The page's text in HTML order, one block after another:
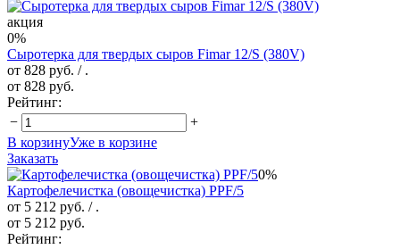
акция
0%
Сыротерка для твердых сыров Fimar 12/S (380V)
от 828 руб. / .
от 828 руб.
Рейтинг:
−
+
В корзинуУже в корзине
Заказать
0%
Картофелечистка (овощечистка) PPF/5
от 5 212 руб. / .
от 5 212 руб.
Рейтинг: